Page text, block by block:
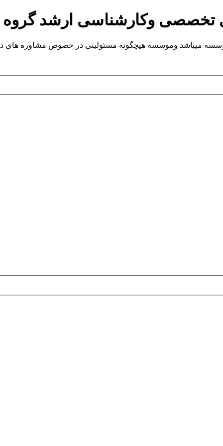
تخصصی وکارشناسی ارشد
وموسسه هیچگونه مسئولیتی در خصوص مشاوره های داده شده